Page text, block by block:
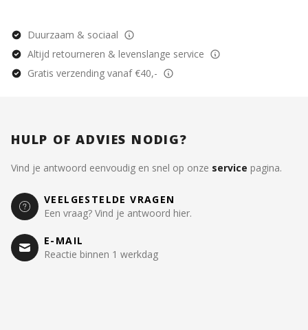
Duurzaam & sociaal
Altijd retourneren & levenslange service
Gratis verzending vanaf €40,-
HULP OF ADVIES NODIG?
Vind je antwoord eenvoudig en snel op onze service pagina.
VEELGESTELDE VRAGEN
Een vraag? Vind je antwoord hier.
E-MAIL
Reactie binnen 1 werkdag